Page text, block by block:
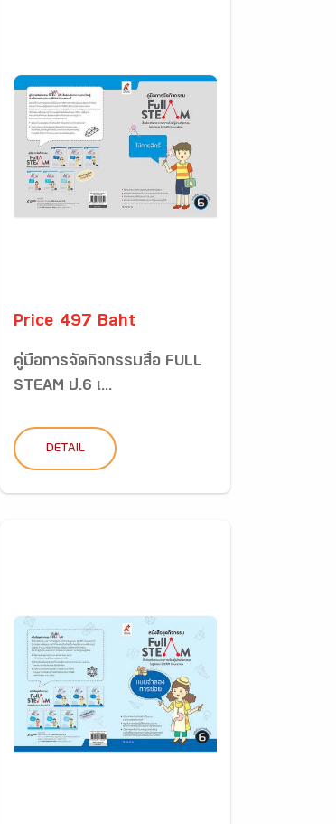
Price 497 Baht
คู่มือการจัดกิจกรรมสื่อ FULL
STEAM ป.6 เ...
DETAIL